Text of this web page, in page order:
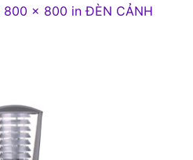
800 × 800 inĐÈN CẢNH